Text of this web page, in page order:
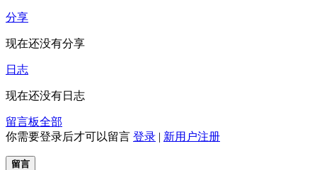
分享
现在还没有分享
日志
现在还没有日志
留言板全部
你需要登录后才可以留言 登录 | 新用户注册
留言